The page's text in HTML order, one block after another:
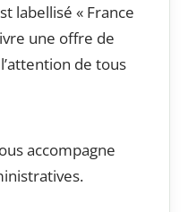
labellisé « France
une offre de
de tous
accompagne